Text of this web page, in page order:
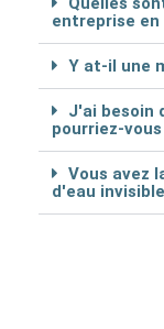
entreprise en
Y at-il une
J'ai besoin
pourriez-
Vous avez
d'eau